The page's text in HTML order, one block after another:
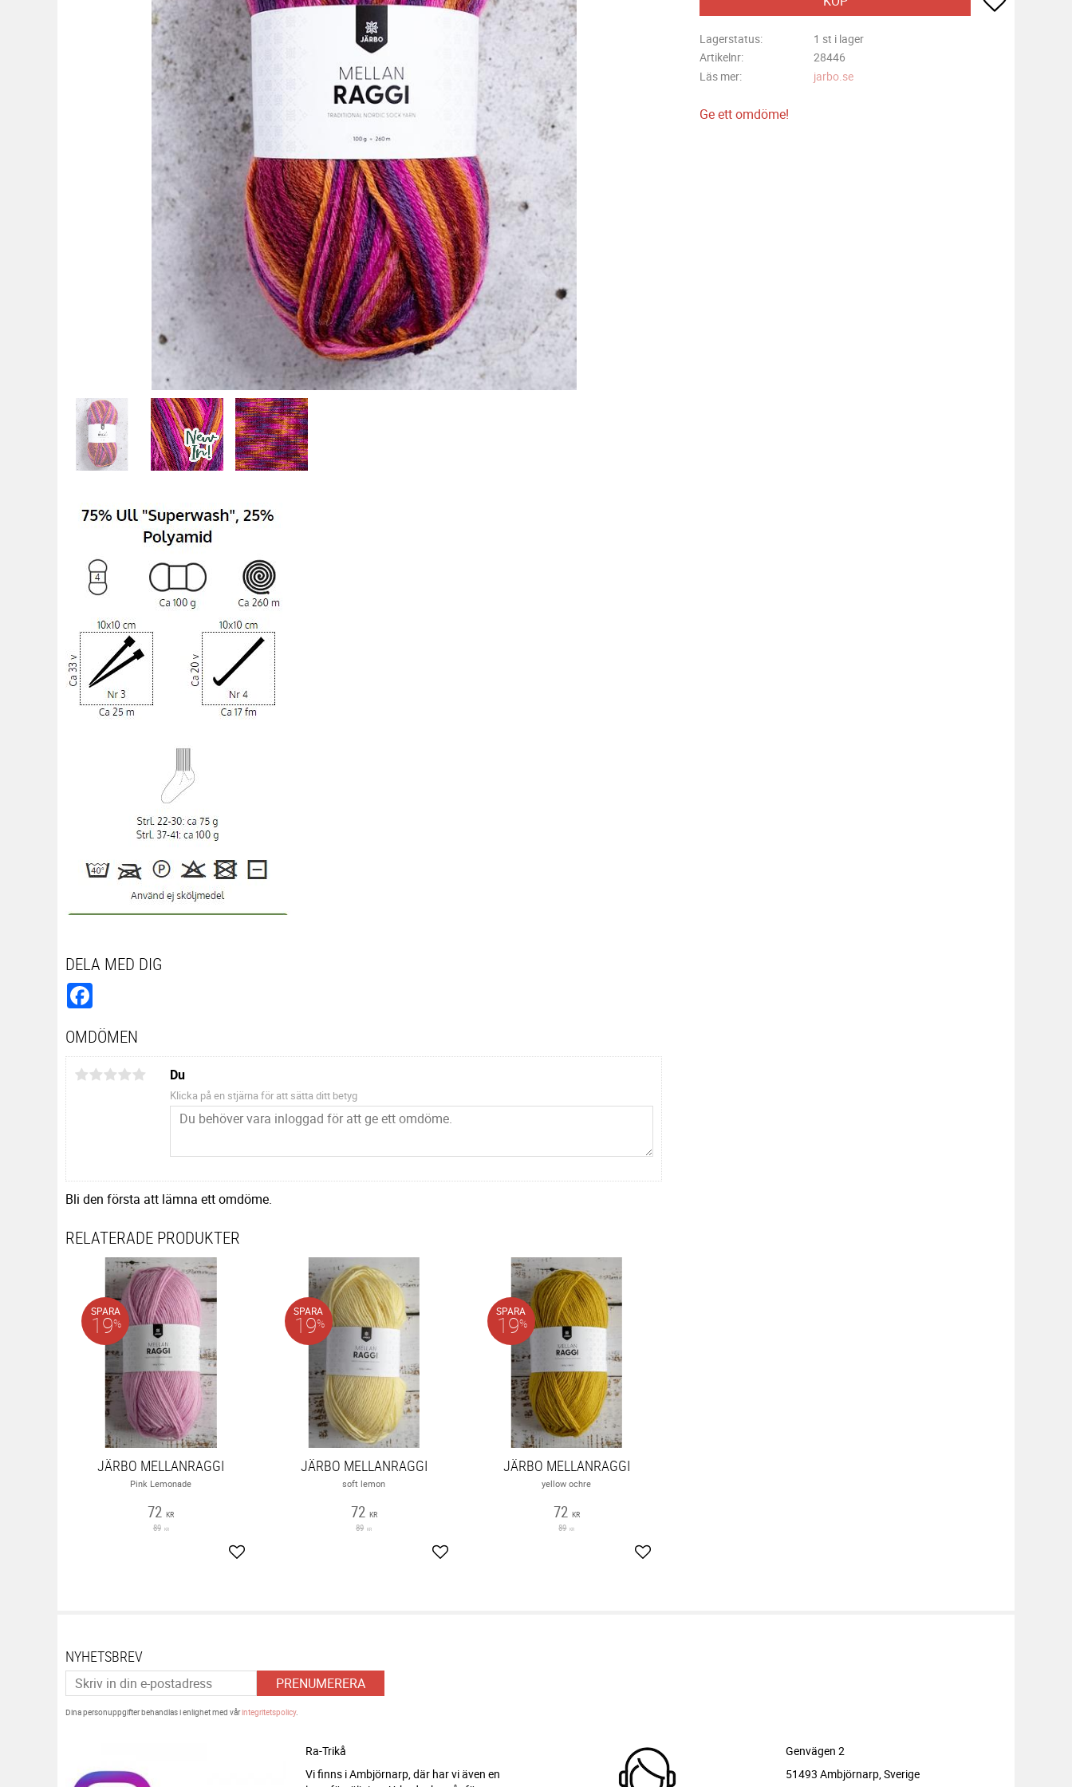
Lagerstatus
1 st i lager
Artikelnr
28446
Läs mer
jarbo.se
Ge ett omdöme!
DELA MED DIG
OMDÖMEN
Du
Klicka på en stjärna för att sätta ditt betyg
Bli den första att lämna ett omdöme.
RELATERADE PRODUKTER
JÄRBO MELLANRAGGI
Pink Lemonade
72 KR
89 KR
SPARA
19%
Lägg till i favoriter
JÄRBO MELLANRAGGI
soft lemon
72 KR
89 KR
SPARA
19%
Lägg till i favoriter
JÄRBO MELLANRAGGI
yellow ochre
72 KR
89 KR
SPARA
19%
Lägg till i favoriter
NYHETSBREV
PRENUMERERA
Dina personuppgifter behandlas i enlighet med vårintegritetspolicy.
Ra-Trikå
Vi finns i Ambjörnarp, där har vi även en
Genvägen 2
51493 Ambjörnarp, Sverige